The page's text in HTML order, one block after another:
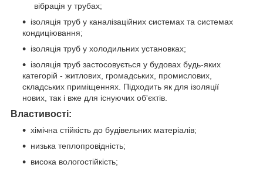
вібрація у трубах;
ізоляція труб у каналізаційних системах та системах
кондиціювання;
ізоляція труб у холодильних установках;
ізоляція труб застосовується у будовах будь-яких
категорій - житлових, громадських, промислових,
складських приміщеннях. Підходить як для ізоляції
нових, так і вже для існуючих об'єктів.
Властивості:
хімічна стійкість до будівельних матеріалів;
низька теплопровідність;
висока вологостійкість;